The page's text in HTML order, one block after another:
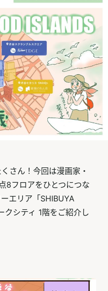
さん！今回は漫画家・
8フロアをひとつにつな
エリア「SHIBUYA
クシティ 1階をご紹介し